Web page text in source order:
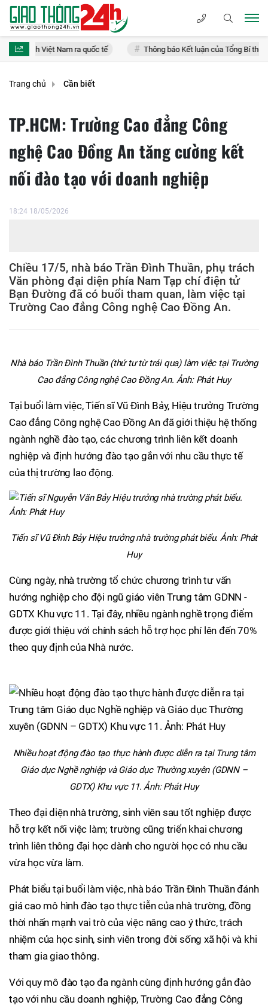
Việt Nam ra quốc tế Thông báo Kết luận của Tổng Bí thư, Chủ tịch
Trang chủ Cần biết
TP.HCM: Trường Cao đẳng Công
nghệ Cao Đồng An tăng cường kết
nối đào tạo với doanh nghiệp
18:24 18/05/2026
Chiều 17/5, nhà báo Trần Đình Thuần, phụ trách
Văn phòng đại diện phía Nam Tạp chí điện tử
Bạn Đường đã có buổi tham quan, làm việc tại
Trường Cao đẳng Công nghệ Cao Đồng An.
Nhà báo Trần Đình Thuần (thứ tư từ trái qua) làm việc tại Trường
Cao đẳng Công nghệ Cao Đồng An. Ảnh: Phát Huy
Tại buổi làm việc, Tiến sĩ Vũ Đình Bảy, Hiệu trưởng Trường
Cao đẳng Công nghệ Cao Đồng An đã giới thiệu hệ thống
ngành nghề đào tạo, các chương trình liên kết doanh
nghiệp và định hướng đào tạo gắn với nhu cầu thực tế
của thị trường lao động.
Tiến sĩ Vũ Đình Bảy Hiệu trưởng nhà trường phát biểu. Ảnh: Phát
Huy
Cùng ngày, nhà trường tổ chức chương trình tư vấn
hướng nghiệp cho đội ngũ giáo viên Trung tâm GDNN -
GDTX Khu vực 11. Tại đây, nhiều ngành nghề trọng điểm
được giới thiệu với chính sách hỗ trợ học phí lên đến 70%
theo quy định của Nhà nước.
Nhiều hoạt động đào tạo thực hành được diễn ra tại Trung tâm
Giáo dục Nghề nghiệp và Giáo dục Thường xuyên (GDNN –
GDTX) Khu vực 11. Ảnh: Phát Huy
Theo đại diện nhà trường, sinh viên sau tốt nghiệp được
hỗ trợ kết nối việc làm; trường cũng triển khai chương
trình liên thông đại học dành cho người học có nhu cầu
vừa học vừa làm.
Phát biểu tại buổi làm việc, nhà báo Trần Đình Thuần đánh
giá cao mô hình đào tạo thực tiễn của nhà trường, đồng
thời nhấn mạnh vai trò của việc nâng cao ý thức, trách
nhiệm của học sinh, sinh viên trong đời sống xã hội và khi
tham gia giao thông.
Với quy mô đào tạo đa ngành cùng định hướng gắn đào
tạo với nhu cầu doanh nghiệp, Trường Cao đẳng Công